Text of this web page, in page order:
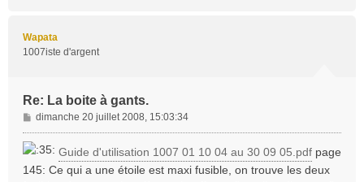
Wapata
1007iste d'argent
Re: La boite à gants.
M
e
s
a
dimanche 20 juillet 2008, 15:03:34
Guide d'utilisation 1007 01 10 04 au 30 09 05.pdf page
145: Ce qui a une étoile est maxi fusible, on trouve les deux